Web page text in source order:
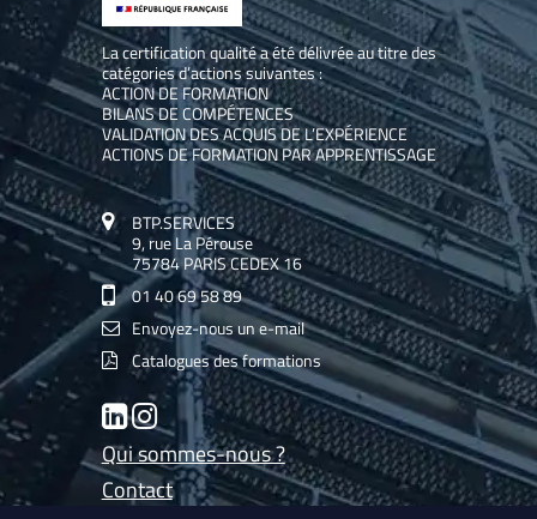
La certification qualité a été délivrée au titre des
catégories d’actions suivantes :
ACTION DE FORMATION
BILANS DE COMPÉTENCES
VALIDATION DES ACQUIS DE L’EXPÉRIENCE
ACTIONS DE FORMATION PAR APPRENTISSAGE
BTP.SERVICES
9, rue La Pérouse
75784 PARIS CEDEX 16
01 40 69 58 89
Envoyez-nous un e-mail
Catalogues des formations
LinkedInInstagram
Qui sommes-nous ?
Contact